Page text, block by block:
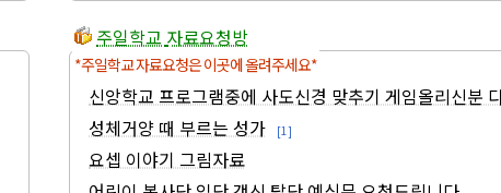
주일학교 자료요청방
*주일학교 자료요청은 이곳에 올려주세요*
신앙학교 프로그램중에 사도신경 맞추기 게임올리신분
성체거양 때 부르는 성가
[1]
요셉 이야기 그림자료